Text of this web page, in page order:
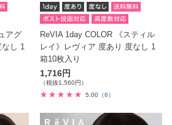
アグ
なし 1
ReVIA 1day COLOR 《スティル
レイ》レヴィア 度あり 度なし 1
箱10枚入り
1,716円
（税抜1,560円）
5.00 （6）